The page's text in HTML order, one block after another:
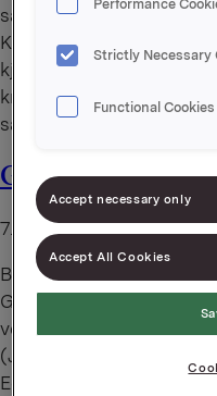
saftig og knasende sprø
Kjøttdeig, Bacon &
kjøttdeig, røkt bacon,
krydderkrem og en
saftighet, smak og krønsj
Grandiosa 4xOst
7. august 2026
By
administrator
Grandiosa 4xOst er den
velbalanserte blandingen
(Jarlsberg®, Norvegia
Edamer) gir den ultimate
Performance
Strictly Necessary
Functional Cookies
Accept necessary only
Accept All Cookies